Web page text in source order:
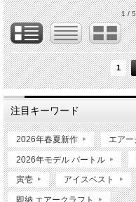
1 /
1
注目キーワード
2026年春夏新作 エアー
2026年モデル バートル
寅壱 アイスベスト
即納 エアークラフト